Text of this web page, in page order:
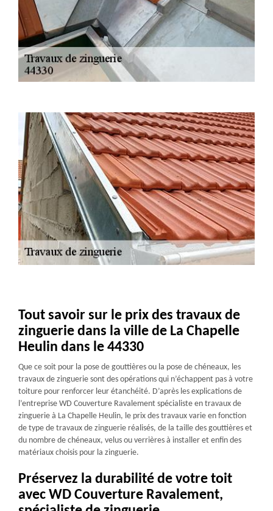
Tout savoir sur le prix des travaux de
zinguerie dans la ville de La Chapelle
Heulin dans le 44330
Que ce soit pour la pose de gouttières ou la pose de chéneaux, les
travaux de zinguerie sont des opérations qui n’échappent pas à votre
toiture pour renforcer leur étanchéité. D’après les explications de
l’entreprise WD Couverture Ravalement spécialiste en travaux de
zinguerie à La Chapelle Heulin, le prix des travaux varie en fonction
de type de travaux de zinguerie réalisés, de la taille des gouttières et
du nombre de chéneaux, velus ou verrières à installer et enfin des
matériaux choisis pour la zinguerie.
Préservez la durabilité de votre toit
avec WD Couverture Ravalement,